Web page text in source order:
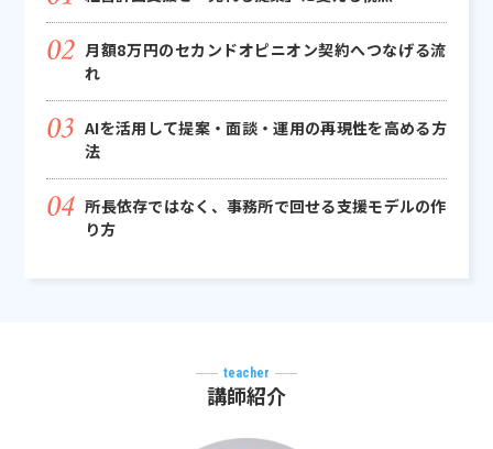
月額8万円のセカンドオピニオン契約へつなげる流
れ
AIを活用して提案・面談・運用の再現性を高める方
法
所長依存ではなく、事務所で回せる支援モデルの作
り方
teacher
講師紹介